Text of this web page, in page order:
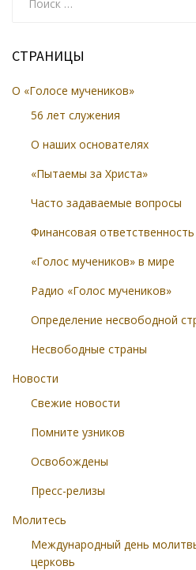
СТРАНИЦЫ
О «Голосе мучеников»
56 лет служения
О наших основателях
«Пытаемы за Христа»
Часто задаваемые вопросы
Финансовая ответственность
«Голос мучеников» в мире
Радио «Голос мучеников»
Определение несвободной
Несвободные страны
Новости
Свежие новости
Помните узников
Освобождены
Пресс-релизы
Молитесь
Международный день
церковь